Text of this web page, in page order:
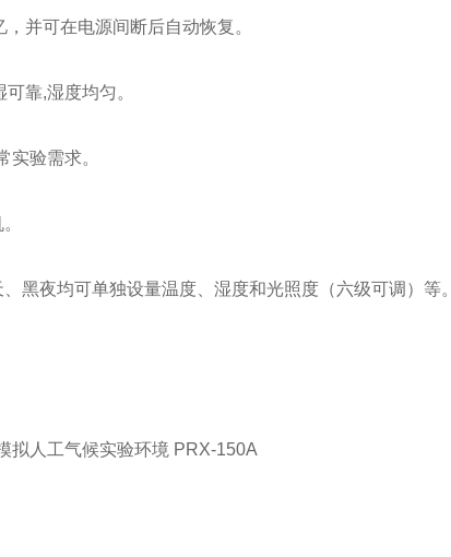
并可在电源间断后自动恢复。
可靠,湿度均匀。
实验需求。
黑夜均可单独设量温度、湿度和光照度（六级可调）等。